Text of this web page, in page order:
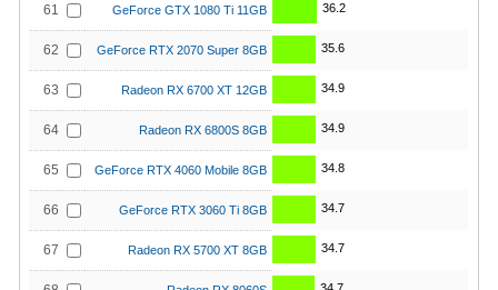
61 GeForce GTX 1080 Ti 11GB 36.2
62 GeForce RTX 2070 Super 8GB 35.6
63 Radeon RX 6700 XT 12GB 34.9
64 Radeon RX 6800S 8GB 34.9
65 GeForce RTX 4060 Mobile 8GB 34.8
66 GeForce RTX 3060 Ti 8GB 34.7
67 Radeon RX 5700 XT 8GB 34.7